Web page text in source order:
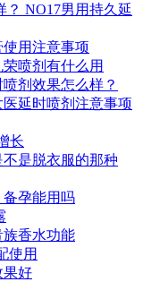
？ NO17男用持久延
用注意事项
喷剂有什么用
剂效果怎么样？
延时喷剂注意事项
长
是脱衣服的那种
孕能用吗
香水功能
使用
果好